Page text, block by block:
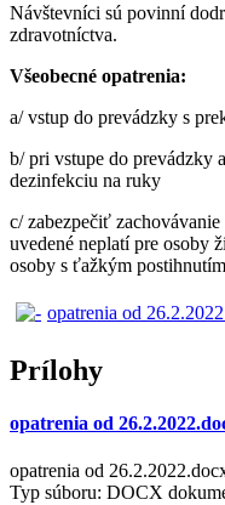
Návštevníci sú povinní
zdravotníctva.
Všeobecné opatrenia:
a/ vstup do prevádzky s
b/ pri vstupe do prevádzky
dezinfekciu na ruky
c/ zabezpečiť
uvedené neplatí pre osoby
osoby s ťažkým
opatrenia od
Prílohy
opatrenia od
opatrenia od
Typ súboru: DOCX